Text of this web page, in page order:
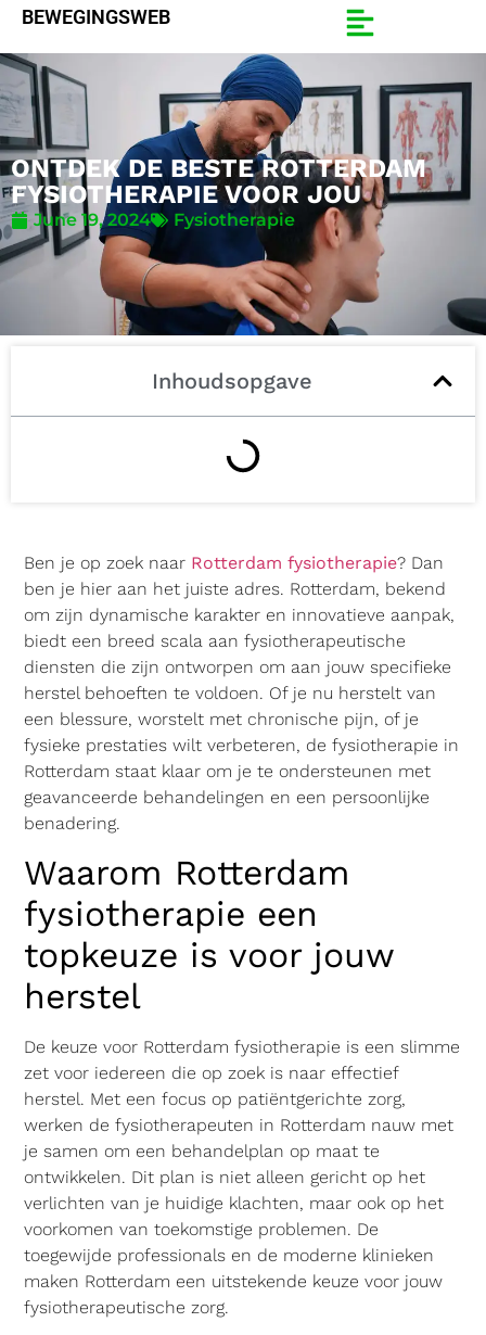
BEWEGINGSWEB
ONTDEK DE BESTE ROTTERDAM
FYSIOTHERAPIE VOOR JOU
June 19, 2024 Fysiotherapie
Inhoudsopgave
Ben je op zoek naar Rotterdam fysiotherapie? Dan
ben je hier aan het juiste adres. Rotterdam, bekend
om zijn dynamische karakter en innovatieve aanpak,
biedt een breed scala aan fysiotherapeutische
diensten die zijn ontworpen om aan jouw specifieke
herstel behoeften te voldoen. Of je nu herstelt van
een blessure, worstelt met chronische pijn, of je
fysieke prestaties wilt verbeteren, de fysiotherapie in
Rotterdam staat klaar om je te ondersteunen met
geavanceerde behandelingen en een persoonlijke
benadering.
Waarom Rotterdam
fysiotherapie een
topkeuze is voor jouw
herstel
De keuze voor Rotterdam fysiotherapie is een slimme
zet voor iedereen die op zoek is naar effectief
herstel. Met een focus op patiëntgerichte zorg,
werken de fysiotherapeuten in Rotterdam nauw met
je samen om een behandelplan op maat te
ontwikkelen. Dit plan is niet alleen gericht op het
verlichten van je huidige klachten, maar ook op het
voorkomen van toekomstige problemen. De
toegewijde professionals en de moderne klinieken
maken Rotterdam een uitstekende keuze voor jouw
fysiotherapeutische zorg.